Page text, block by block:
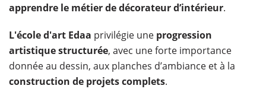
apprendre le métier de décorateur d’intérieur.
L'école d'art Edaa privilégie une progression
artistique structurée, avec une forte importance
donnée au dessin, aux planches d’ambiance et à la
construction de projets complets.